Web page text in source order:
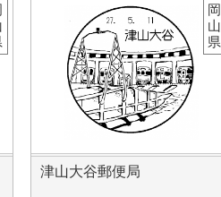
津山大谷郵便局
岡
山
県